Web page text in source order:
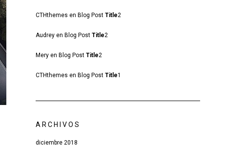
CTHthemes en Blog Post Title2
Audreyen Blog Post Title2
Meryen Blog Post Title2
CTHthemes en Blog Post Title1
ARCHIVOS
diciembre 2018